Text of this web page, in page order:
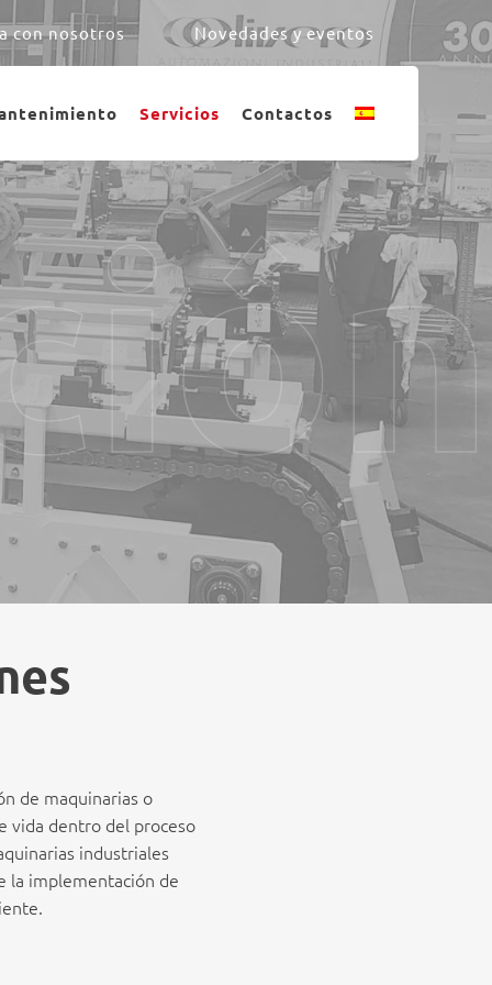
con nosotros Novedades y eventos
Servicios Contactos
de maquinarias o
vida dentro del proceso
industriales
la implementación de